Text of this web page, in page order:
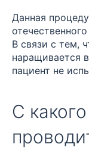
Данная
В связи с тем,
наращивается
пациент не
С